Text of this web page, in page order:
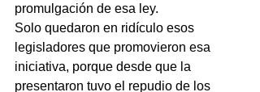
promulgación de esa ley.
Solo quedaron en ridículo esos
legisladores que promovieron esa
iniciativa, porque desde que la
presentaron tuvo el repudio de los